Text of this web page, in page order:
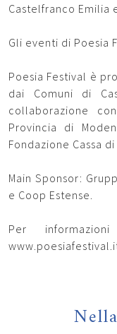
Castelfranco Emilia
Gli eventi di Poesia
Poesia Festival è
dai Comuni di
collaborazione
Provincia di
Fondazione Cassa
Main Sponsor:
e Coop Estense.
Per